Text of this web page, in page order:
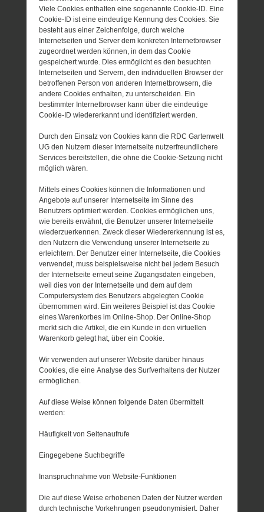
Viele Cookies enthalten eine sogenannte Cookie-ID. Eine
Cookie-ID ist eine eindeutige Kennung des Cookies. Sie
besteht aus einer Zeichenfolge, durch welche
Internetseiten und Server dem konkreten Internetbrowser
zugeordnet werden können, in dem das Cookie
gespeichert wurde. Dies ermöglicht es den besuchten
Internetseiten und Servern, den individuellen Browser der
betroffenen Person von anderen Internetbrowsern, die
andere Cookies enthalten, zu unterscheiden. Ein
bestimmter Internetbrowser kann über die eindeutige
Cookie-ID wiedererkannt und identifiziert werden.
Durch den Einsatz von Cookies kann die RDC Gartenwelt
UG den Nutzern dieser Internetseite nutzerfreundlichere
Services bereitstellen, die ohne die Cookie-Setzung nicht
möglich wären.
Mittels eines Cookies können die Informationen und
Angebote auf unserer Internetseite im Sinne des
Benutzers optimiert werden. Cookies ermöglichen uns,
wie bereits erwähnt, die Benutzer unserer Internetseite
wiederzuerkennen. Zweck dieser Wiedererkennung ist es,
den Nutzern die Verwendung unserer Internetseite zu
erleichtern. Der Benutzer einer Internetseite, die Cookies
verwendet, muss beispielsweise nicht bei jedem Besuch
der Internetseite erneut seine Zugangsdaten eingeben,
weil dies von der Internetseite und dem auf dem
Computersystem des Benutzers abgelegten Cookie
übernommen wird. Ein weiteres Beispiel ist das Cookie
eines Warenkorbes im Online-Shop. Der Online-Shop
merkt sich die Artikel, die ein Kunde in den virtuellen
Warenkorb gelegt hat, über ein Cookie.
Wir verwenden auf unserer Website darüber hinaus
Cookies, die eine Analyse des Surfverhaltens der Nutzer
ermöglichen.
Auf diese Weise können folgende Daten übermittelt
werden:
Häufigkeit von Seitenaufrufe
Eingegebene Suchbegriffe
Inanspruchnahme von Website-Funktionen
Die auf diese Weise erhobenen Daten der Nutzer werden
durch technische Vorkehrungen pseudonymisiert. Daher